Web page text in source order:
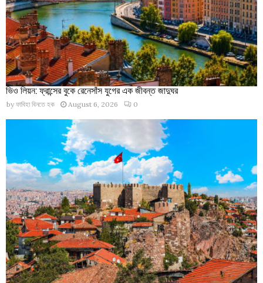
ভিও লিয়ন: ফ্রান্সের বুকে রেনেসাঁস যুগের এক জীবন্ত জাদুঘর
by ফাবিহা বিনতে হক August 6, 2026 0